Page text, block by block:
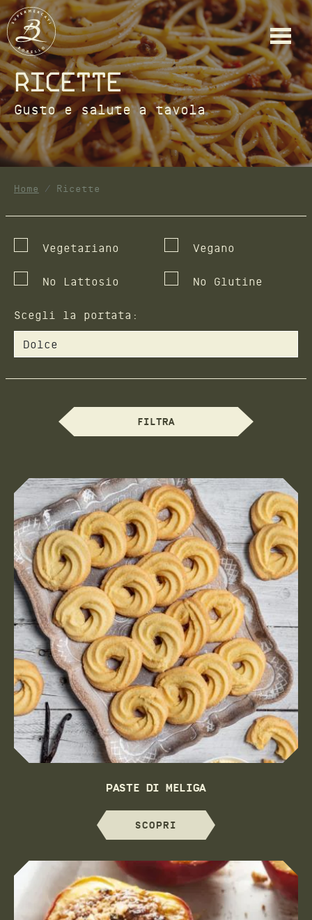
Ricette
Gusto e salute a tavola
Home Ricette
Vegetariano Vegano
No Lattosio No Glutine
Scegli la portata:
FILTRA
PASTE DI MELIGA
SCOPRI